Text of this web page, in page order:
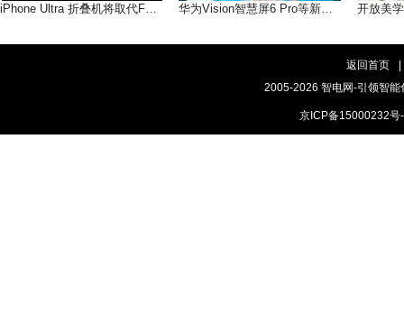
iPhone Ultra 折叠机将取代Fold命名，定位高于Pro系列 华为Vision智慧屏6 Pro等新品 4月28日10:08正式开售
返回首页
2005-2026 智电网-引领智
京ICP备15000232号